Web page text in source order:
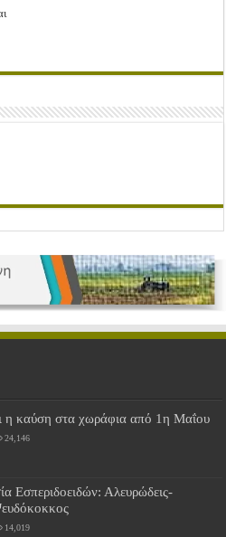
η καύση στα χωράφια από 1η Μαΐου
24,146
Εσπεριδοειδών: Αλευρώδεις-
14,019